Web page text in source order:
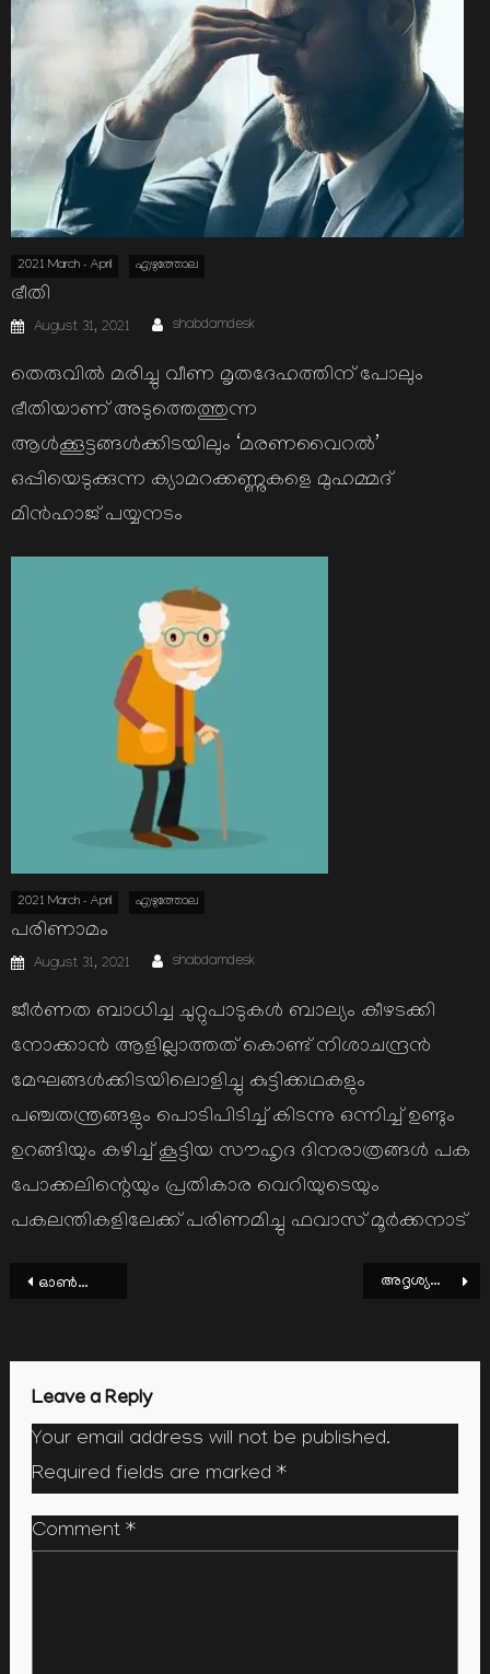
2021 March - April എഴുത്തോല
ഭീതി
Posted
on
August 31, 2021 Author
shabdamdesk
തെരുവില്‍ മരിച്ചു വീണ മൃതദേഹത്തിന് പോലും
ഭീതിയാണ് അടുത്തെത്തുന്ന
ആള്‍ക്കൂട്ടങ്ങള്‍ക്കിടയിലും ‘മരണവൈറല്‍’
ഒപ്പിയെടുക്കുന്ന ക്യാമറക്കണ്ണുകളെ മുഹമ്മദ്
മിന്‍ഹാജ് പയ്യനടം
2021 March - April എഴുത്തോല
പരിണാമം
Posted
on
August 31, 2021 Author
shabdamdesk
ജീര്‍ണത ബാധിച്ച ചുറ്റുപാടുകള്‍ ബാല്യം കീഴടക്കി
നോക്കാന്‍ ആളില്ലാത്തത് കൊണ്ട് നിശാചന്ദ്രന്‍
മേഘങ്ങള്‍ക്കിടയിലൊളിച്ചു കുട്ടിക്കഥകളും
പഞ്ചതന്ത്രങ്ങളും പൊടിപിടിച്ച് കിടന്നു ഒന്നിച്ച് ഉണ്ടും
ഉറങ്ങിയും കഴിച്ച് കൂട്ടിയ സൗഹൃദ ദിനരാത്രങ്ങള്‍ പക
പോക്കലിന്റെയും പ്രതികാര വെറിയുടെയും
പകലന്തികളിലേക്ക് പരിണമിച്ചു ഫവാസ് മൂര്‍ക്കനാട്‌
Post
ഓണ്‍ലൈന്‍ ചാരിറ്റി; പണത്തിനു മേല്‍ ചാരുന്നു അദൃശ്യങ്ങളില്‍ വിശ്വസിക്കുന്നവര്‍
Leave a Reply
Your email address will not be published.
Required fields are marked *
Comment *